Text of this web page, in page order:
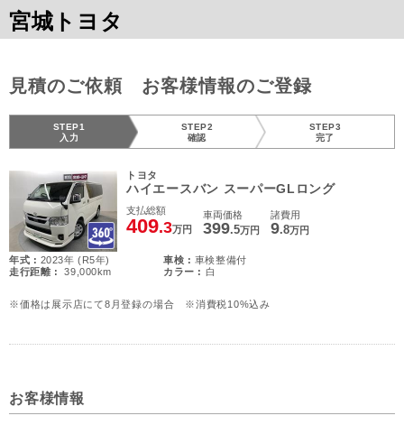
宮城トヨタ
見積のご依頼 お客様情報のご登録
STEP1
入力
STEP2
確認
STEP3
完了
トヨタ
ハイエースバン スーパーGLロング
支払総額
409.3万円
車両価格
399.5万円
諸費用
9.8万円
年式 : 2023年 (R5年) 車検 : 車検整備付
走行距離 :
39,000km カラー : 白
※価格は展示店にて8月登録の場合 ※消費税10%込み
お客様情報